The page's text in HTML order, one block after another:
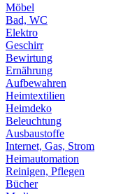
Möbel
Bad, WC
Elektro
Geschirr
Bewirtung
Ernährung
Aufbewahren
Heimtextilien
Heimdeko
Beleuchtung
Ausbaustoffe
Internet, Gas, Strom
Heimautomation
Reinigen, Pflegen
Bücher